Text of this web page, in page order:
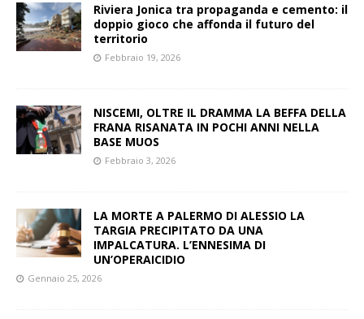
Riviera Jonica tra propaganda e cemento: il
doppio gioco che affonda il futuro del
territorio
Febbraio 19, 2026
NISCEMI, OLTRE IL DRAMMA LA BEFFA DELLA
FRANA RISANATA IN POCHI ANNI NELLA
BASE MUOS
Febbraio 3, 2026
LA MORTE A PALERMO DI ALESSIO LA
TARGIA PRECIPITATO DA UNA
IMPALCATURA. L’ENNESIMA DI
UN’OPERAICIDIO
Gennaio 25, 2026